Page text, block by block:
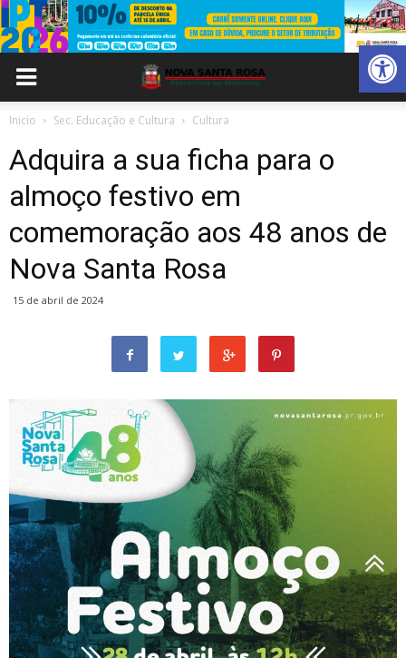
Abrir
Inicio Sec. Educação e Cultura Cultura
Adquira a sua ficha para o
almoço festivo em
comemoração aos 48 anos de
Nova Santa Rosa
15 de abril de 2024